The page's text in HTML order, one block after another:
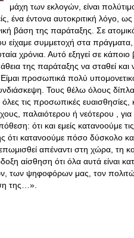
μάχη των εκλογών, είναι
έντονα αυτοκριτική λόγο, ως
βάση της παράταξης. Σε
είχαμε συμμετοχή στα
χρόνια . Αυτό εξηγεί σε
της παράταξης να σταθεί και
προσωπικά πολύ
Τους θέλω όλους
τις προσωπικές ευαισθησίες,
παλαιότερου ή νεότερου ,
ότι και εμείς κατανοούμε τις
ότι κατανοούμε πόσο δύσκολο
απέναντι στη χώρα, τη
αίσθηση ότι όλα αυτά είναι
των ψηφοφόρων μας, τον
της…».